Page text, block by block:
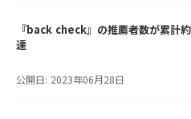
『back check』の推薦者数が累計
達
公開日: 2023年06月28日